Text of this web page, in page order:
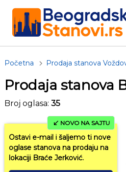
Početna Prodaja stanova
Prodaja stanova
Broj oglasa: 35
NOVO NA SAJTU
Ostavi e-mail i šaljemo ti nove
oglase stanova na prodaju na
lokaciji Braće Jerković.